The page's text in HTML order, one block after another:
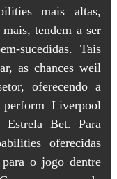
mais altas,
tendem a ser
sucedidas. Tais
as chances weil
oferecendo a
Liverpool
Bet. Para
oferecidas
o jogo dentre